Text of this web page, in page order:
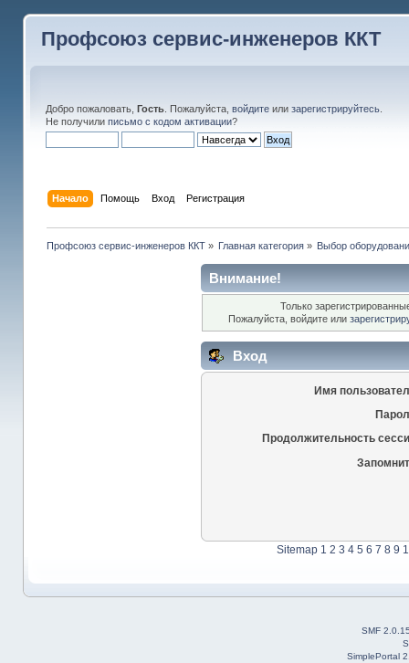
Профсоюз сервис-инженеров ККТ
Добро пожаловать, Гость. Пожалуйста, войдитеили зарегистрируйтесь.
Не получили письмо с кодом активации?
Начало Помощь Вход Регистрация
Профсоюз сервис-инженеров ККТ» Главная категория » Выбор
Внимание!
Только
Пожалуйста, войдите или
Вход
Имя
Продолжительность
Sitemap 1 2 3 4 5 6 7 8 9
SMF
SimplePortal